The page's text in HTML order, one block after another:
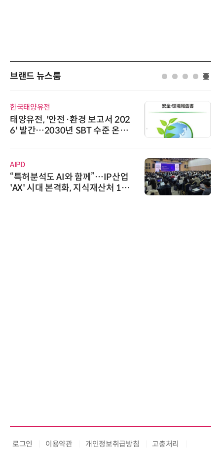
브랜드 뉴스룸
한국태양유전
태양유전, '안전·환경 보고서 202
6' 발간…2030년 SBT 수준 온실
AIPD
“특허분석도 AI와 함께”…IP산업
'AX' 시대 본격화, 지식재산처 1호
로그인 이용약관 개인정보취급방침 고충처리